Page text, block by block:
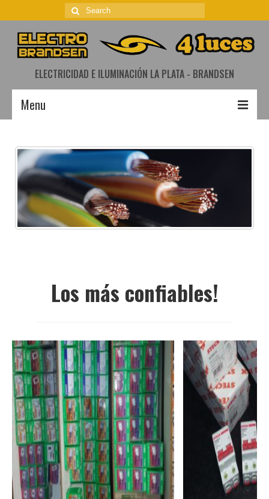
Search
for:
ELECTRICIDAD E ILUMINACIÓN LA PLATA - BRANDSEN
Menu
Productos
Iluminación
Electricidad
SucursalesLos más confiables!